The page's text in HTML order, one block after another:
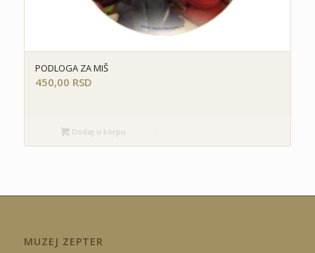
PODLOGA ZA MIŠ
450,00 RSD
Dodaj u korpu
MUZEJ ZEPTER